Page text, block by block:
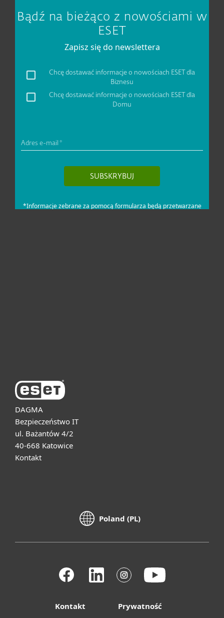
DAGMA
Bezpieczeństwo IT
ul. Bażantów 4/2
40-668 Katowice
Kontakt
Poland (PL)
Kontakt
Prywatność